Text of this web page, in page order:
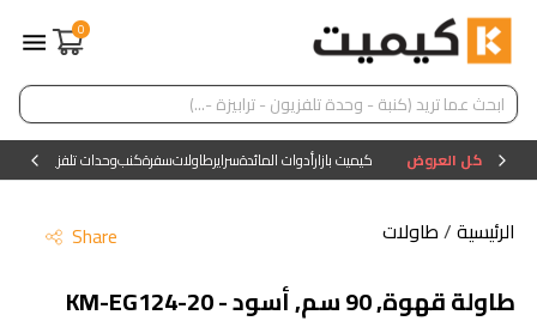
0
كل العروض كيميت بازارأدوات المائدةسرايرطاولاتسفرةكنبوحدات تلفزيون
الرئيسية/طاولات Share
طاولة قهوة, 90 سم, أسود - KM-EG124-20